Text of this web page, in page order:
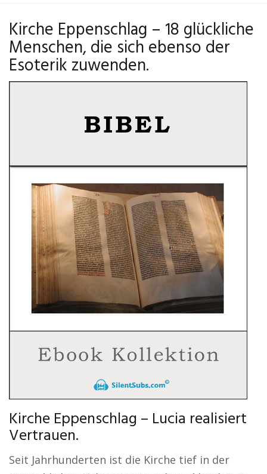
Kirche Eppenschlag – 18 glückliche
Menschen, die sich ebenso der
Esoterik zuwenden.
Kirche Eppenschlag – Lucia realisiert
Vertrauen.
Seit Jahrhunderten ist die Kirche tief in der